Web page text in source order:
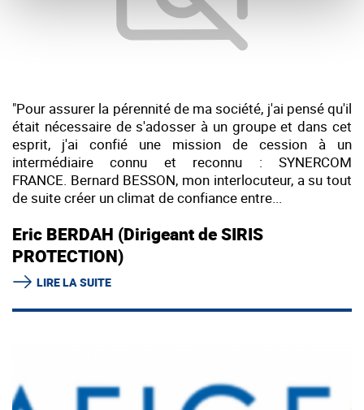
"Pour assurer la pérennité de ma société, j'ai pensé qu'il
était nécessaire de s'adosser à un groupe et dans cet
esprit, j'ai confié une mission de cession à un
intermédiaire connu et reconnu : SYNERCOM
FRANCE. Bernard BESSON, mon interlocuteur, a su tout
de suite créer un climat de confiance entre...
Eric BERDAH (Dirigeant de SIRIS
PROTECTION)
LIRE LA SUITE